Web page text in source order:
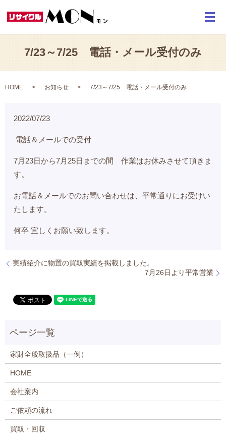
メ
7/23～7/25 電話・メール受付のみ
HOME お知らせ 7/23～7/25 電話・メール受付のみ
2022/07/23
電話＆メールでの受付
7月23日から7月25日までの間 作業はお休みさせて頂きま
す。
お電話＆メールでのお問い合わせは、平常通りにお受けい
たします。
何卒 宜しくお願い致します。
実績紹介に物置の買取実績を掲載しました。
7月26日より平常営業
家財全般取扱品（一例）
HOME
会社案内
ご依頼の流れ
買取・回収